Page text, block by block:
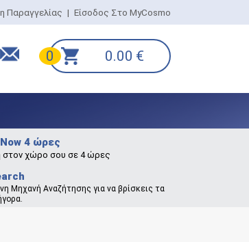
Παραγγελίας | Είσοδος Στο MyCosmo
0 0.00 €
4 ώρες
χώρο σου σε 4 ώρες
Μηχανή Αναζήτησης για να βρίσκεις τα